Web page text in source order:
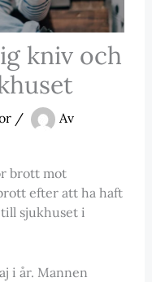
kniv och
/
Av
brott mot
efter att ha haft
sjukhuset i
i år. Mannen